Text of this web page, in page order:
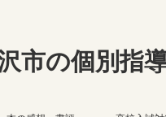
市の個別指